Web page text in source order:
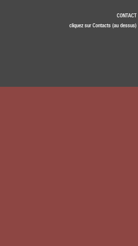
CONTACT
cliquez sur Contacts (au dessus)